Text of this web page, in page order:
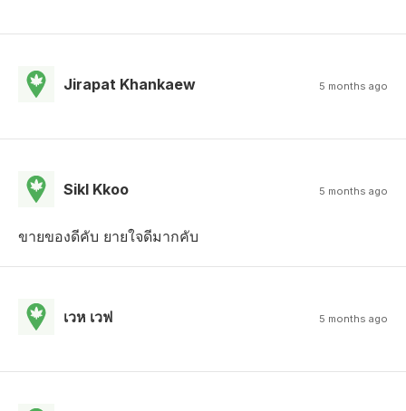
Jirapat Khankaew 5 months ago
Sikl Kkoo 5 months ago
ขายของดีคับ ยายใจดีมากคับ
เวห เวฟ 5 months ago